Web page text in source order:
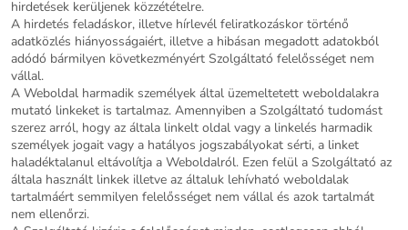
hirdetések kerüljenek közzétételre.
A hirdetés feladáskor, illetve hírlevél feliratkozáskor történő
adatközlés hiányosságaiért, illetve a hibásan megadott adatokból
adódó bármilyen következményért Szolgáltató felelősséget nem
vállal.
A Weboldal harmadik személyek által üzemeltetett weboldalakra
mutató linkeket is tartalmaz. Amennyiben a Szolgáltató tudomást
szerez arról, hogy az általa linkelt oldal vagy a linkelés harmadik
személyek jogait vagy a hatályos jogszabályokat sérti, a linket
haladéktalanul eltávolítja a Weboldalról. Ezen felül a Szolgáltató az
általa használt linkek illetve az általuk lehívható weboldalak
tartalmáért semmilyen felelősséget nem vállal és azok tartalmát
nem ellenőrzi.